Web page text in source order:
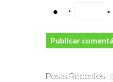
+ =
Posts Recentes